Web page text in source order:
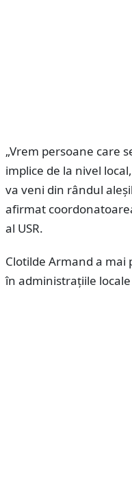
„Vrem persoane care
implice de la nivel
va veni din rândul
afirmat
al USR.
Clotilde Armand a mai
în administrațiile